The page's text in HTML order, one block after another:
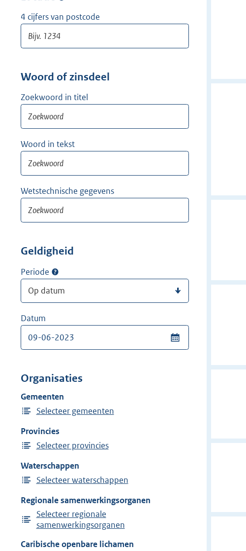
i
4 cijfers van postcode
Woord of zinsdeel
Zoekwoord in titel
Woord in tekst
Wetstechnische gegevens
Geldigheid
Periode
Datum
Organisaties
Gemeenten
Selecteer gemeenten
Provincies
Selecteer provincies
Waterschappen
Selecteer waterschappen
Regionale samenwerkingsorganen
Selecteer regionale
samenwerkingsorganen
Caribische openbare lichamen